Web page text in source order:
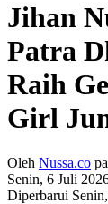
Jihan
Patra
Raih
Girl
Oleh Nussa.co
Senin, 6 Juli
Diperbarui